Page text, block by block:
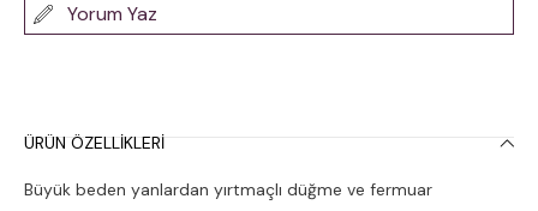
Yorum Yaz
ÜRÜN ÖZELLIKLERI
Büyük beden yanlardan yırtmaçlı düğme ve fermuar